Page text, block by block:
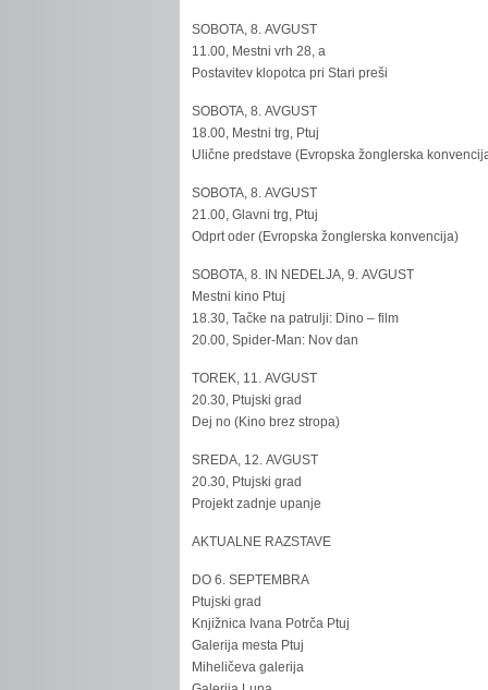
SOBOTA, 8. AVGUST
11.00, Mestni vrh 28, a
Postavitev klopotca pri Stari preši
SOBOTA, 8. AVGUST
18.00, Mestni trg, Ptuj
Ulične predstave (Evropska žonglerska
SOBOTA, 8. AVGUST
21.00, Glavni trg, Ptuj
Odprt oder (Evropska žonglerska konvencija)
SOBOTA, 8. IN NEDELJA, 9. AVGUST
Mestni kino Ptuj
18.30, Tačke na patrulji: Dino – film
20.00, Spider-Man: Nov dan
TOREK, 11. AVGUST
20.30, Ptujski grad
Dej no (Kino brez stropa)
SREDA, 12. AVGUST
20.30, Ptujski grad
Projekt zadnje upanje
AKTUALNE RAZSTAVE
DO 6. SEPTEMBRA
Ptujski grad
Knjižnica Ivana Potrča Ptuj
Galerija mesta Ptuj
Miheličeva galerija